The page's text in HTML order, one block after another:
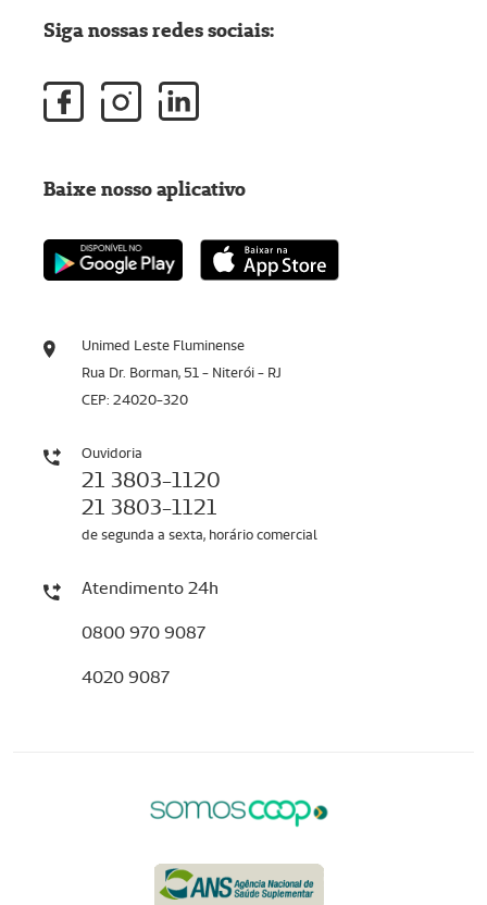
Unimed Leste Fluminense
Rua Dr. Borman, 51 - Niterói - RJ
CEP: 24020-320
Ouvidoria
21 3803-1120
21 3803-1121
de segunda a sexta, horário comercial
Atendimento 24h
0800 970 9087
4020 9087
Siga nossas redes sociais:
Baixe nosso aplicativo